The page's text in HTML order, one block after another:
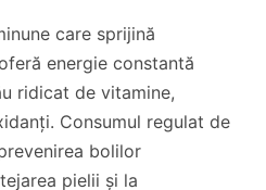
care sprijină
energie constantă
ridicat de vitamine,
Consumul regulat de
bolilor
pielii și la